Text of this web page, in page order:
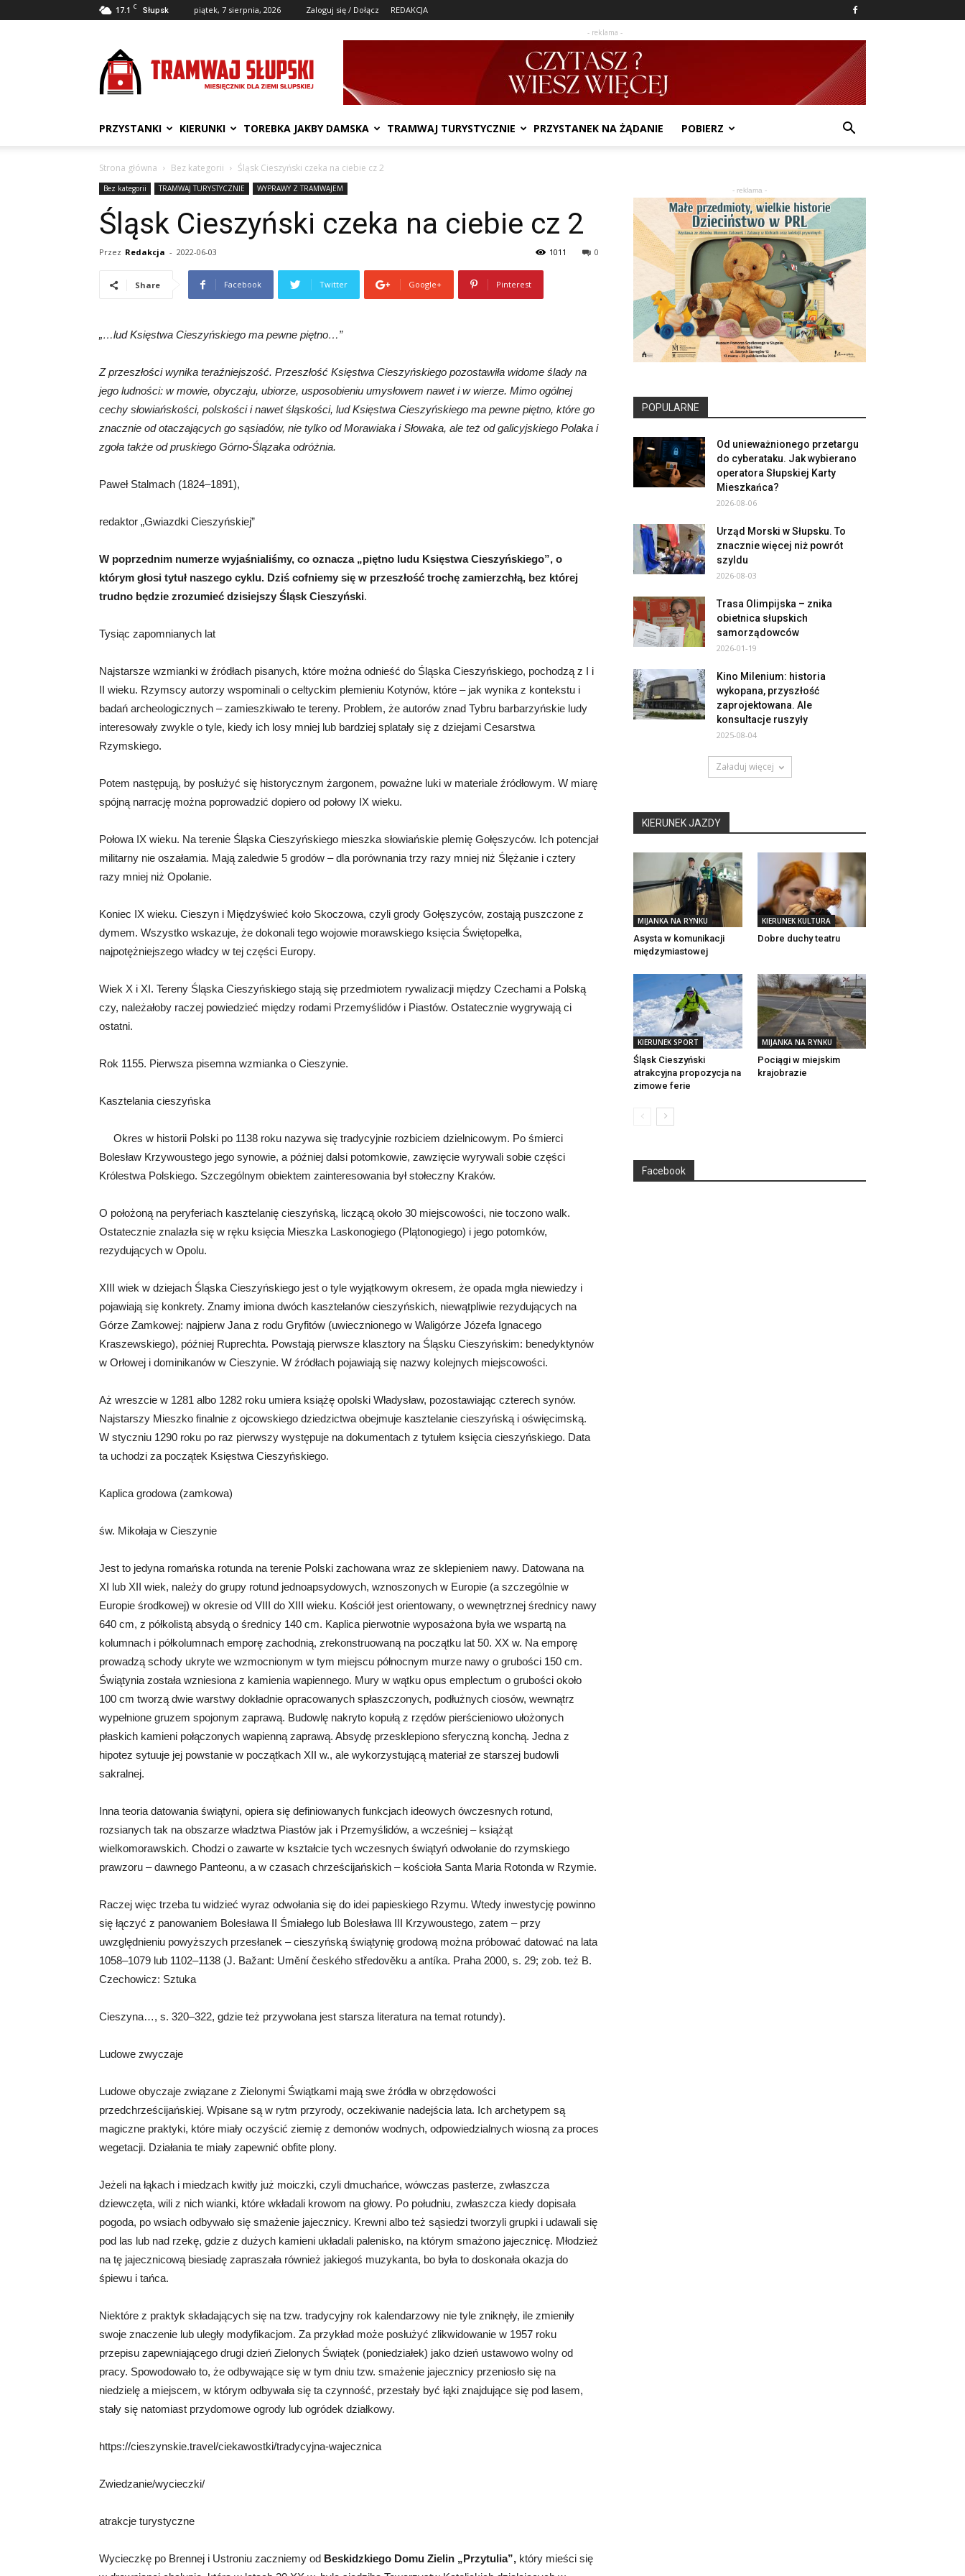
17.1 C Słupsk piątek, 7 sierpnia, 2026 Zaloguj się / Dołącz REDAKCJA
Tramwaj
Słupski
- reklama -
PRZYSTANKI KIERUNKI TOREBKA JAKBY DAMSKA TRAMWAJ TURYSTYCZNIE PRZYSTANEK NA ŻĄDANIE POBIERZ
Strona główna Bez kategorii Śląsk Cieszyński czeka na ciebie cz 2
Bez kategorii TRAMWAJ TURYSTYCZNIE WYPRAWY Z TRAMWAJEM
Śląsk Cieszyński czeka na ciebie cz 2
Przez Redakcja - 2022-06-03 0
1011
Share Facebook Twitter Google+ Pinterest
„…lud Księstwa Cieszyńskiego ma pewne piętno…”
Z przeszłości wynika teraźniejszość. Przeszłość Księstwa Cieszyńskiego pozostawiła widome ślady na
jego ludności: w mowie, obyczaju, ubiorze, usposobieniu umysłowem nawet i w wierze. Mimo ogólnej
cechy słowiańskości, polskości i nawet śląskości, lud Księstwa Cieszyńskiego ma pewne piętno, które go
znacznie od otaczających go sąsiadów, nie tylko od Morawiaka i Słowaka, ale też od galicyjskiego Polaka i
zgoła także od pruskiego Górno-Ślązaka odróżnia.
Paweł Stalmach (1824–1891),
redaktor „Gwiazdki Cieszyńskiej”
W poprzednim numerze wyjaśnialiśmy, co oznacza „piętno ludu Księstwa Cieszyńskiego”, o
którym głosi tytuł naszego cyklu. Dziś cofniemy się w przeszłość trochę zamierzchłą, bez której
trudno będzie zrozumieć dzisiejszy Śląsk Cieszyński.
Tysiąc zapomnianych lat
Najstarsze wzmianki w źródłach pisanych, które można odnieść do Śląska Cieszyńskiego, pochodzą z I i
II wieku. Rzymscy autorzy wspominali o celtyckim plemieniu Kotynów, które – jak wynika z kontekstu i
badań archeologicznych – zamieszkiwało te tereny. Problem, że autorów znad Tybru barbarzyńskie ludy
interesowały zwykle o tyle, kiedy ich losy mniej lub bardziej splatały się z dziejami Cesarstwa
Rzymskiego.
Potem następują, by posłużyć się historycznym żargonem, poważne luki w materiale źródłowym. W miarę
spójną narrację można poprowadzić dopiero od połowy IX wieku.
Połowa IX wieku. Na terenie Śląska Cieszyńskiego mieszka słowiańskie plemię Gołęszyców. Ich potencjał
militarny nie oszałamia. Mają zaledwie 5 grodów – dla porównania trzy razy mniej niż Ślężanie i cztery
razy mniej niż Opolanie.
Koniec IX wieku. Cieszyn i Międzyświeć koło Skoczowa, czyli grody Gołęszyców, zostają puszczone z
dymem. Wszystko wskazuje, że dokonali tego wojowie morawskiego księcia Świętopełka,
najpotężniejszego władcy w tej części Europy.
Wiek X i XI. Tereny Śląska Cieszyńskiego stają się przedmiotem rywalizacji między Czechami a Polską
czy, należałoby raczej powiedzieć między rodami Przemyślidów i Piastów. Ostatecznie wygrywają ci
ostatni.
Rok 1155. Pierwsza pisemna wzmianka o Cieszynie.
Kasztelania cieszyńska
Okres w historii Polski po 1138 roku nazywa się tradycyjnie rozbiciem dzielnicowym. Po śmierci
Bolesław Krzywoustego jego synowie, a później dalsi potomkowie, zawzięcie wyrywali sobie części
Królestwa Polskiego. Szczególnym obiektem zainteresowania był stołeczny Kraków.
O położoną na peryferiach kasztelanię cieszyńską, liczącą około 30 miejscowości, nie toczono walk.
Ostatecznie znalazła się w ręku księcia Mieszka Laskonogiego (Plątonogiego) i jego potomków,
rezydujących w Opolu.
XIII wiek w dziejach Śląska Cieszyńskiego jest o tyle wyjątkowym okresem, że opada mgła niewiedzy i
pojawiają się konkrety. Znamy imiona dwóch kasztelanów cieszyńskich, niewątpliwie rezydujących na
Górze Zamkowej: najpierw Jana z rodu Gryfitów (uwiecznionego w Waligórze Józefa Ignacego
Kraszewskiego), później Ruprechta. Powstają pierwsze klasztory na Śląsku Cieszyńskim: benedyktynów
w Orłowej i dominikanów w Cieszynie. W źródłach pojawiają się nazwy kolejnych miejscowości.
Aż wreszcie w 1281 albo 1282 roku umiera książę opolski Władysław, pozostawiając czterech synów.
Najstarszy Mieszko finalnie z ojcowskiego dziedzictwa obejmuje kasztelanie cieszyńską i oświęcimską.
W styczniu 1290 roku po raz pierwszy występuje na dokumentach z tytułem księcia cieszyńskiego. Data
ta uchodzi za początek Księstwa Cieszyńskiego.
Kaplica grodowa (zamkowa)
św. Mikołaja w Cieszynie
Jest to jedyna romańska rotunda na terenie Polski zachowana wraz ze sklepieniem nawy. Datowana na
XI lub XII wiek, należy do grupy rotund jednoapsydowych, wznoszonych w Europie (a szczególnie w
Europie środkowej) w okresie od VIII do XIII wieku. Kościół jest orientowany, o wewnętrznej średnicy nawy
640 cm, z półkolistą absydą o średnicy 140 cm. Kaplica pierwotnie wyposażona była we wspartą na
kolumnach i półkolumnach emporę zachodnią, zrekonstruowaną na początku lat 50. XX w. Na emporę
prowadzą schody ukryte we wzmocnionym w tym miejscu północnym murze nawy o grubości 150 cm.
Świątynia została wzniesiona z kamienia wapiennego. Mury w wątku opus emplectum o grubości około
100 cm tworzą dwie warstwy dokładnie opracowanych spłaszczonych, podłużnych ciosów, wewnątrz
wypełnione gruzem spojonym zaprawą. Budowlę nakryto kopułą z rzędów pierścieniowo ułożonych
płaskich kamieni połączonych wapienną zaprawą. Absydę przesklepiono sferyczną konchą. Jedna z
hipotez sytuuje jej powstanie w początkach XII w., ale wykorzystującą materiał ze starszej budowli
sakralnej.
Inna teoria datowania świątyni, opiera się definiowanych funkcjach ideowych ówczesnych rotund,
rozsianych tak na obszarze władztwa Piastów jak i Przemyślidów, a wcześniej – książąt
wielkomorawskich. Chodzi o zawarte w kształcie tych wczesnych świątyń odwołanie do rzymskiego
prawzoru – dawnego Panteonu, a w czasach chrześcijańskich – kościoła Santa Maria Rotonda w Rzymie.
Raczej więc trzeba tu widzieć wyraz odwołania się do idei papieskiego Rzymu. Wtedy inwestycję powinno
się łączyć z panowaniem Bolesława II Śmiałego lub Bolesława III Krzywoustego, zatem – przy
uwzględnieniu powyższych przesłanek – cieszyńską świątynię grodową można próbować datować na lata
1058–1079 lub 1102–1138 (J. Bažant: Umění českého středověku a antíka. Praha 2000, s. 29; zob. też B.
Czechowicz: Sztuka
Cieszyna…, s. 320–322, gdzie też przywołana jest starsza literatura na temat rotundy).
Ludowe zwyczaje
Ludowe obyczaje związane z Zielonymi Świątkami mają swe źródła w obrzędowości
przedchrześcijańskiej. Wpisane są w rytm przyrody, oczekiwanie nadejścia lata. Ich archetypem są
magiczne praktyki, które miały oczyścić ziemię z demonów wodnych, odpowiedzialnych wiosną za proces
wegetacji. Działania te miały zapewnić obfite plony.
Jeżeli na łąkach i miedzach kwitły już moiczki, czyli dmuchańce, wówczas pasterze, zwłaszcza
dziewczęta, wili z nich wianki, które wkładali krowom na głowy. Po południu, zwłaszcza kiedy dopisała
pogoda, po wsiach odbywało się smażenie jajecznicy. Krewni albo też sąsiedzi tworzyli grupki i udawali się
pod las lub nad rzekę, gdzie z dużych kamieni układali palenisko, na którym smażono jajecznicę. Młodzież
na tę jajecznicową biesiadę zapraszała również jakiegoś muzykanta, bo była to doskonała okazja do
śpiewu i tańca.
Niektóre z praktyk składających się na tzw. tradycyjny rok kalendarzowy nie tyle zniknęły, ile zmieniły
swoje znaczenie lub uległy modyfikacjom. Za przykład może posłużyć zlikwidowanie w 1957 roku
przepisu zapewniającego drugi dzień Zielonych Świątek (poniedziałek) jako dzień ustawowo wolny od
pracy. Spowodowało to, że odbywające się w tym dniu tzw. smażenie jajecznicy przeniosło się na
niedzielę a miejscem, w którym odbywała się ta czynność, przestały być łąki znajdujące się pod lasem,
stały się natomiast przydomowe ogrody lub ogródek działkowy.
https://cieszynskie.travel/ciekawostki/tradycyjna-wajecznica
Zwiedzanie/wycieczki/
atrakcje turystyczne
Wycieczkę po Brennej i Ustroniu zaczniemy od Beskidzkiego Domu Zielin „Przytulia”, który mieści się
- reklama -
POPULARNE
Od unieważnionego przetargu
do cyberataku. Jak wybierano
operatora Słupskiej Karty
Mieszkańca?
2026-08-06
Urząd Morski w Słupsku. To
znacznie więcej niż powrót
szyldu
2026-08-03
Trasa Olimpijska – znika
obietnica słupskich
samorządowców
2026-01-19
Kino Milenium: historia
wykopana, przyszłość
zaprojektowana. Ale
konsultacje ruszyły
2025-08-04
Załaduj więcej
KIERUNEK JAZDY
MIJANKA NA RYNKU
Asysta w komunikacji
międzymiastowej
KIERUNEK KULTURA
Dobre duchy teatru
KIERUNEK SPORT
Śląsk Cieszyński
atrakcyjna propozycja na
zimowe ferie
MIJANKA NA RYNKU
Pociągi w miejskim
krajobrazie
Facebook